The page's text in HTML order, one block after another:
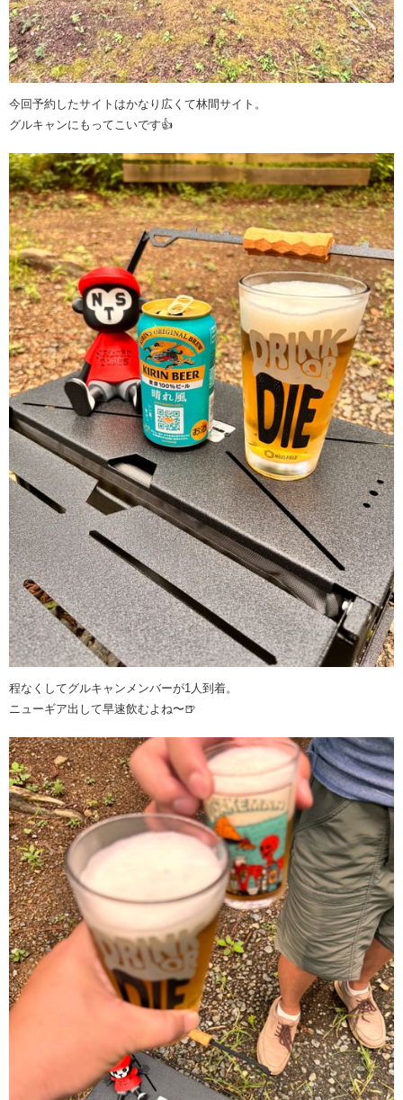
今回予約したサイトはかなり広くて林間サイト。
グルキャンにもってこいです👍
程なくしてグルキャンメンバーが1人到着。
ニューギア出して早速飲むよね〜🍺